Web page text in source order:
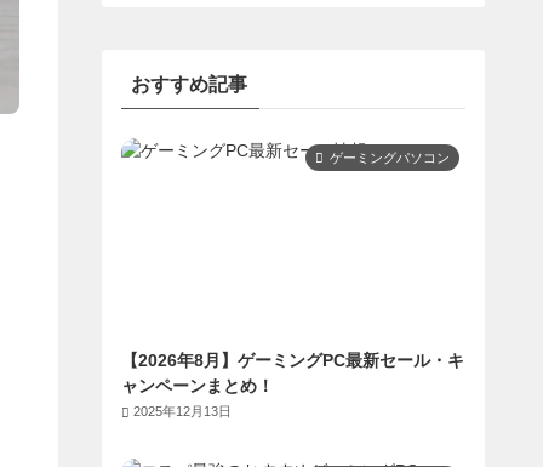
おすすめ記事
ゲーミングパソコン
【2026年8月】ゲーミングPC最新セール・キ
ャンペーンまとめ！
2025年12月13日